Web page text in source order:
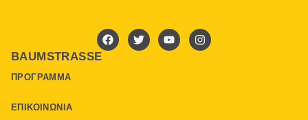
BAUMSTRASSE
ΠΡΌΓΡΑΜΜΑ
ΕΠΙΚΟΙΝΩΝΊΑ